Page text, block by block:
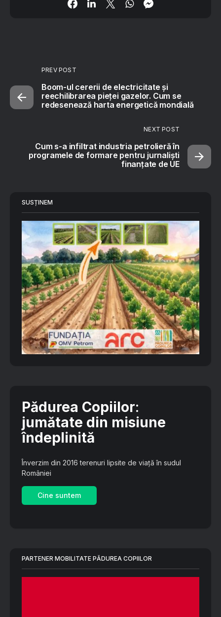
PREV POST
Boom-ul cererii de electricitate și
reechilibrarea pieței gazelor. Cum se
redesenează harta energetică mondială
NEXT POST
Cum s-a infiltrat industria petrolieră în
programele de formare pentru jurnaliști
finanțate de UE
SUSȚINEM
Pădurea Copiilor:
jumătate din misiune
îndeplinită
Înverzim din 2016 terenuri lipsite de viață în sudul
României
Cine suntem
PARTENER MOBILITATE PĂDUREA COPIILOR